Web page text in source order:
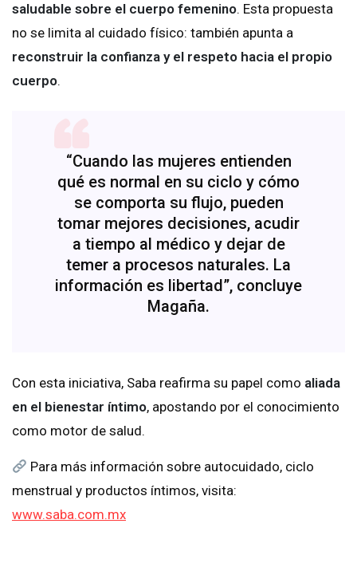
saludable sobre el cuerpo femenino. Esta propuesta
no se limita al cuidado físico: también apunta a
reconstruir la confianza y el respeto hacia el propio
cuerpo.
“Cuando las mujeres entienden
qué es normal en su ciclo y cómo
se comporta su flujo, pueden
tomar mejores decisiones, acudir
a tiempo al médico y dejar de
temer a procesos naturales. La
información es libertad”, concluye
Magaña.
Con esta iniciativa, Saba reafirma su papel como aliada
en el bienestar íntimo, apostando por el conocimiento
como motor de salud.
Para más información sobre autocuidado, ciclo
menstrual y productos íntimos, visita:
www.saba.com.mx